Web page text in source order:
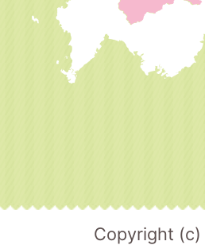
Copyright